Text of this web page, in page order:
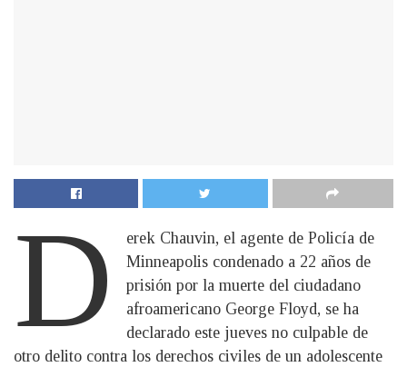
D
erek Chauvin, el agente de Policía de
Minneapolis condenado a 22 años de
prisión por la muerte del ciudadano
afroamericano George Floyd, se ha
declarado este jueves no culpable de
otro delito contra los derechos civiles de un adolescente